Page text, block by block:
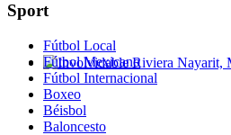
Involvidable Riviera Nayarit,
Sport
Fútbol Local
Fútbol Mexicano
Fútbol Internacional
Boxeo
Béisbol
Baloncesto